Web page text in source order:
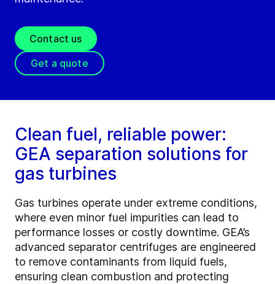
Contact us
Get a quote
Clean fuel, reliable power:
GEA separation solutions for
gas turbines
Gas turbines operate under extreme conditions,
where even minor fuel impurities can lead to
performance losses or costly downtime. GEA’s
advanced separator centrifuges are engineered
to remove contaminants from liquid fuels,
ensuring clean combustion and protecting